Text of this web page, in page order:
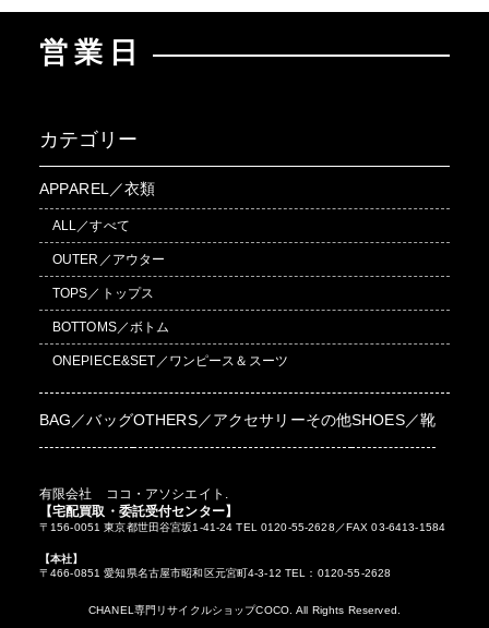
営業日
カテゴリー
APPAREL／衣類
ALL／すべて
OUTER／アウター
TOPS／トップス
BOTTOMS／ボトム
ONEPIECE&SET／ワンピース＆スーツ
BAG／バッグOTHERS／アクセサリーその他SHOES／靴
有限会社 ココ・アソシエイト.
【宅配買取・委託受付センター】
〒156-0051 東京都世田谷宮坂1-41-24 TEL 0120-55-2628／FAX 03-6413-1584
【本社】
〒466-0851 愛知県名古屋市昭和区元宮町4-3-12 TEL：0120-55-2628
CHANEL専門リサイクルショップCOCO. All Rights Reserved.